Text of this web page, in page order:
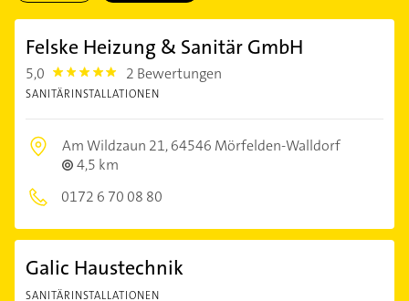
Felske Heizung & Sanitär GmbH
5,0 5.0 2 Bewertungen
SANITÄRINSTALLATIONEN
Am Wildzaun 21,64546 Mörfelden-Walldorf
4,5 km
0172 6 70 08 80
Galic Haustechnik
SANITÄRINSTALLATIONEN